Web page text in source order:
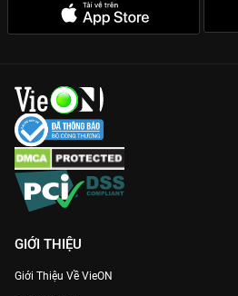
GIỚI THIỆU
Giới Thiệu Về VieON